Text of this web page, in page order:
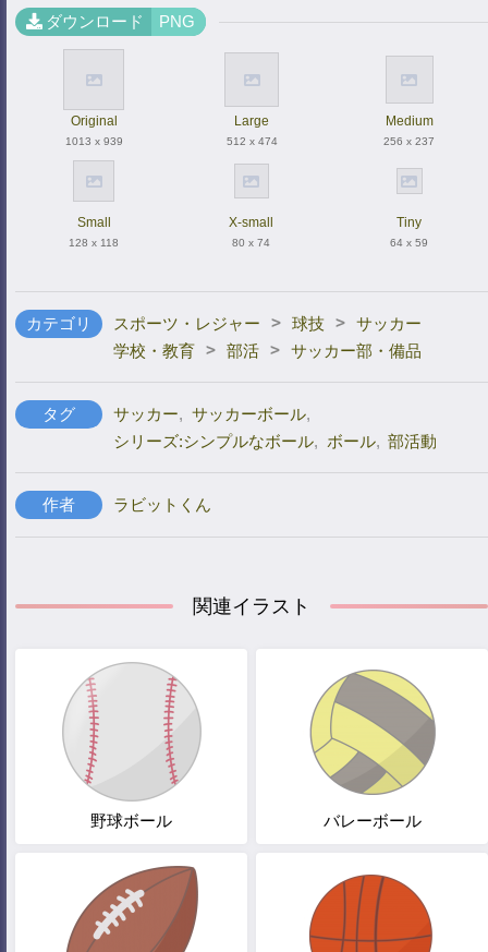
ダウンロード PNG
Original
1013 x 939
Large
512 x 474
Medium
256 x 237
Small
128 x 118
X-small
80 x 74
Tiny
64 x 59
カテゴリ スポーツ・レジャー > 球技 > サッカー
学校・教育 > 部活 > サッカー部・備品
タグ サッカー, サッカーボール,
シリーズ:シンプルなボール, ボール, 部活動
作者 ラビットくん
関連イラスト
野球ボール バレーボール